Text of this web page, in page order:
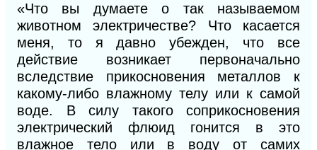
«Что вы думаете о так называемом
животном электричестве? Что касается
меня, то я давно убежден, что все
действие возникает первоначально
вследствие прикосновения металлов к
какому-либо влажному телу или к самой
воде. В силу такого соприкосновения
электрический флюид гонится в это
влажное тело или в воду от самих